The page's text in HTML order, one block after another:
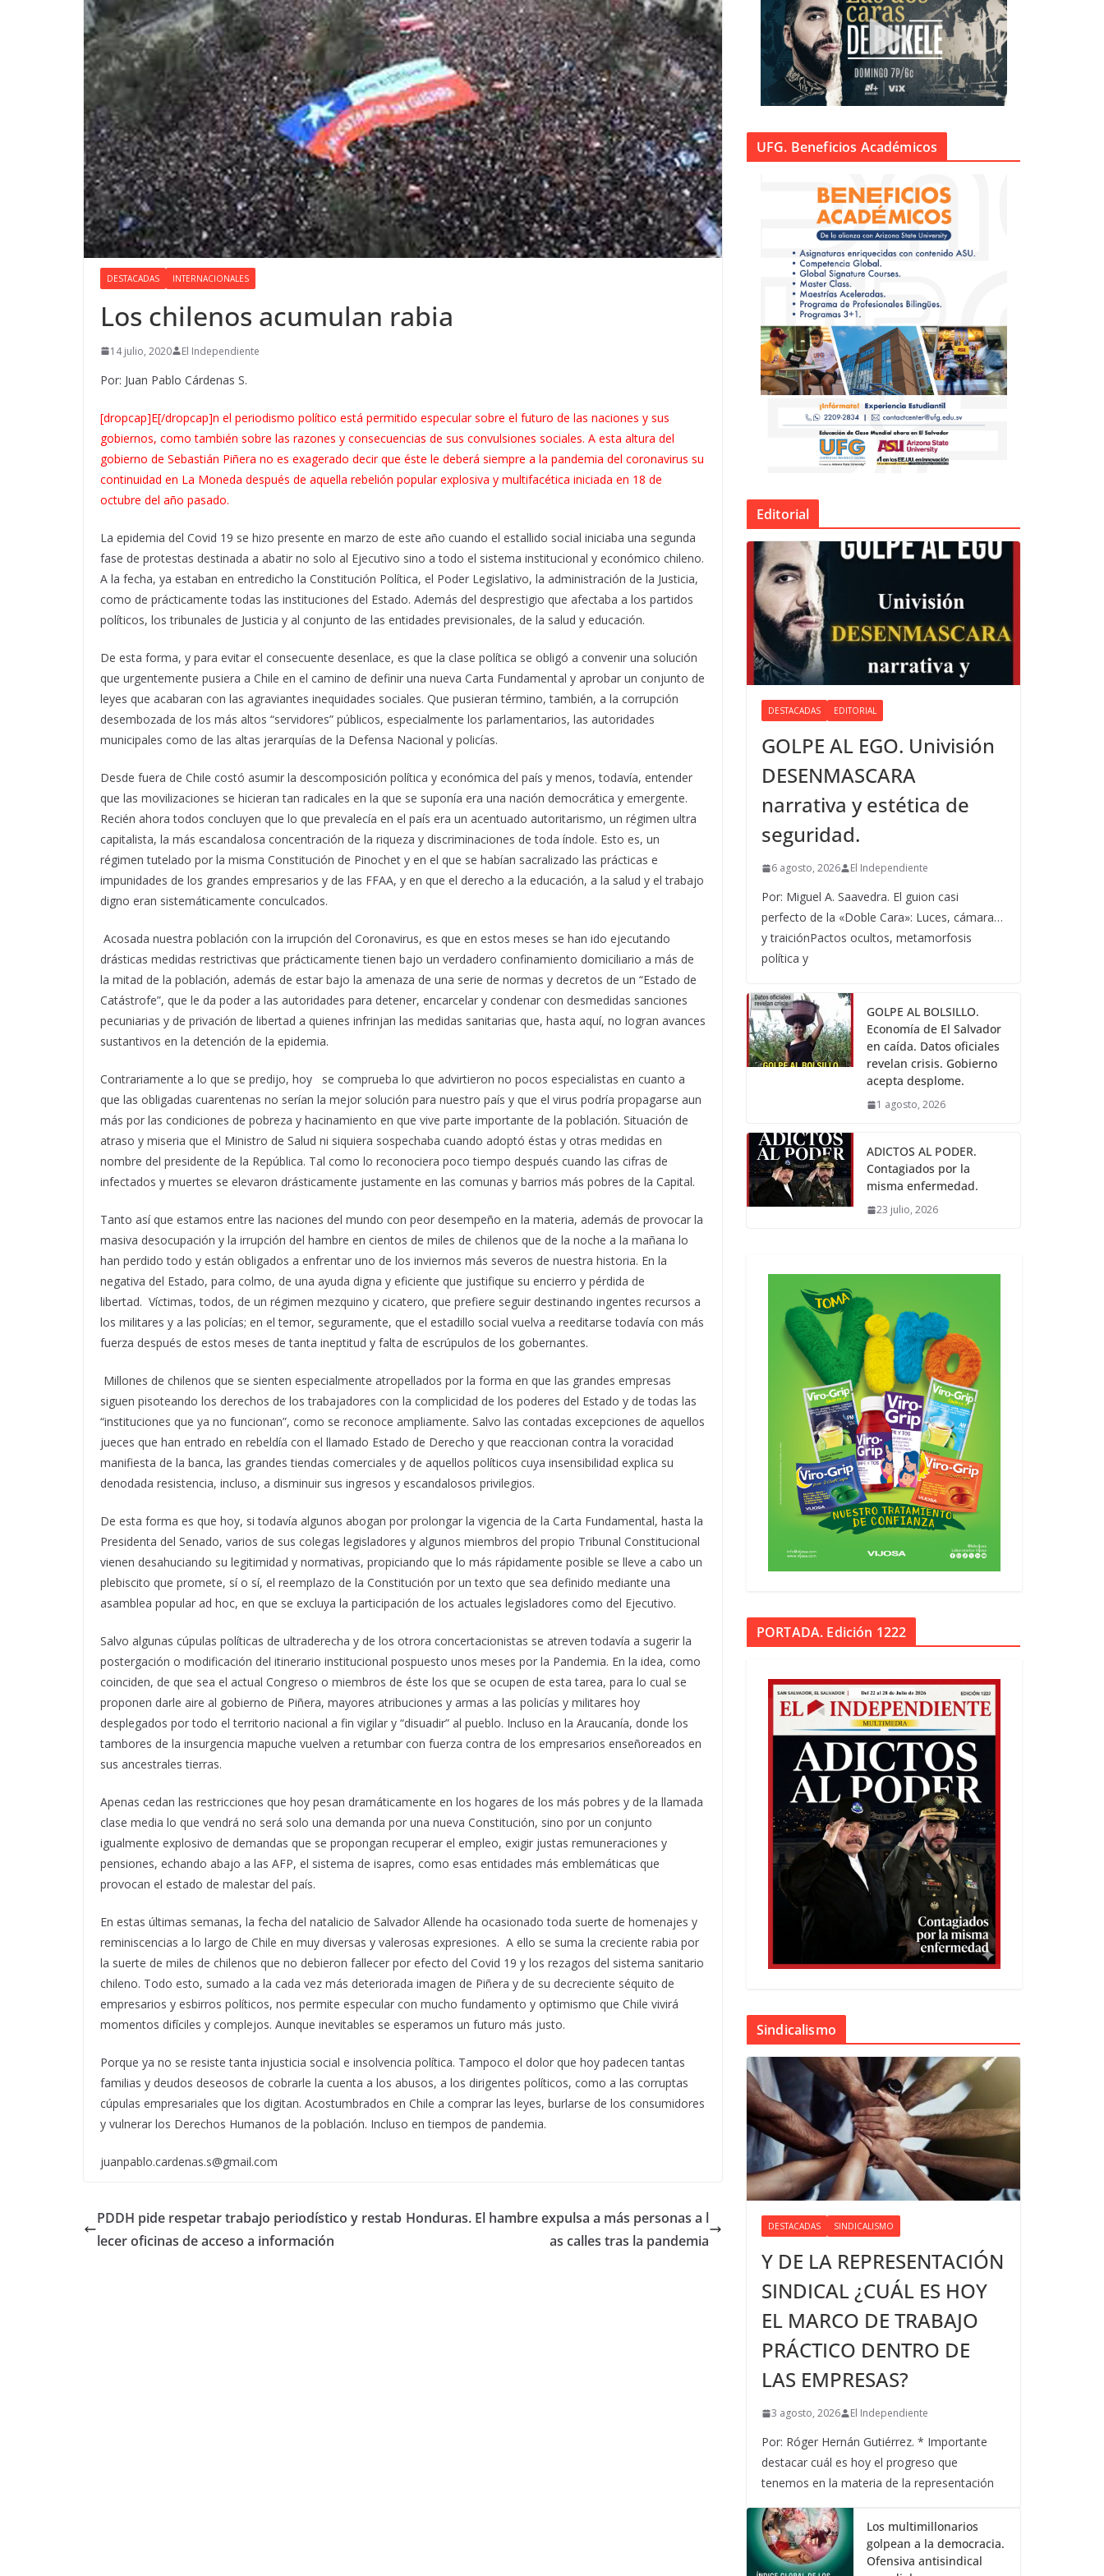
DESTACADAS INTERNACIONALES
Los chilenos acumulan rabia
14 julio, 2020 El Independiente
Por: Juan Pablo Cárdenas S.
[dropcap]E[/dropcap]n el periodismo político está permitido especular sobre el futuro de las naciones y sus
gobiernos, como también sobre las razones y consecuencias de sus convulsiones sociales. A esta altura del
gobierno de Sebastián Piñera no es exagerado decir que éste le deberá siempre a la pandemia del coronavirus su
continuidad en La Moneda después de aquella rebelión popular explosiva y multifacética iniciada en 18 de
octubre del año pasado.
La epidemia del Covid 19 se hizo presente en marzo de este año cuando el estallido social iniciaba una segunda
fase de protestas destinada a abatir no solo al Ejecutivo sino a todo el sistema institucional y económico chileno.
A la fecha, ya estaban en entredicho la Constitución Política, el Poder Legislativo, la administración de la Justicia,
como de prácticamente todas las instituciones del Estado. Además del desprestigio que afectaba a los partidos
políticos, los tribunales de Justicia y al conjunto de las entidades previsionales, de la salud y educación.
De esta forma, y para evitar el consecuente desenlace, es que la clase política se obligó a convenir una solución
que urgentemente pusiera a Chile en el camino de definir una nueva Carta Fundamental y aprobar un conjunto de
leyes que acabaran con las agraviantes inequidades sociales. Que pusieran término, también, a la corrupción
desembozada de los más altos “servidores” públicos, especialmente los parlamentarios, las autoridades
municipales como de las altas jerarquías de la Defensa Nacional y policías.
Desde fuera de Chile costó asumir la descomposición política y económica del país y menos, todavía, entender
que las movilizaciones se hicieran tan radicales en la que se suponía era una nación democrática y emergente.
Recién ahora todos concluyen que lo que prevalecía en el país era un acentuado autoritarismo, un régimen ultra
capitalista, la más escandalosa concentración de la riqueza y discriminaciones de toda índole. Esto es, un
régimen tutelado por la misma Constitución de Pinochet y en el que se habían sacralizado las prácticas e
impunidades de los grandes empresarios y de las FFAA, y en que el derecho a la educación, a la salud y el trabajo
digno eran sistemáticamente conculcados.
Acosada nuestra población con la irrupción del Coronavirus, es que en estos meses se han ido ejecutando
drásticas medidas restrictivas que prácticamente tienen bajo un verdadero confinamiento domiciliario a más de
la mitad de la población, además de estar bajo la amenaza de una serie de normas y decretos de un “Estado de
Catástrofe”, que le da poder a las autoridades para detener, encarcelar y condenar con desmedidas sanciones
pecuniarias y de privación de libertad a quienes infrinjan las medidas sanitarias que, hasta aquí, no logran avances
sustantivos en la detención de la epidemia.
Contrariamente a lo que se predijo, hoy
se comprueba lo que advirtieron no pocos especialistas en cuanto a
que las obligadas cuarentenas no serían la mejor solución para nuestro país y que el virus podría propagarse aun
más por las condiciones de pobreza y hacinamiento en que vive parte importante de la población. Situación de
atraso y miseria que el Ministro de Salud ni siquiera sospechaba cuando adoptó éstas y otras medidas en
nombre del presidente de la República. Tal como lo reconociera poco tiempo después cuando las cifras de
infectados y muertes se elevaron drásticamente justamente en las comunas y barrios más pobres de la Capital.
Tanto así que estamos entre las naciones del mundo con peor desempeño en la materia, además de provocar la
masiva desocupación y la irrupción del hambre en cientos de miles de chilenos que de la noche a la mañana lo
han perdido todo y están obligados a enfrentar uno de los inviernos más severos de nuestra historia. En la
negativa del Estado, para colmo, de una ayuda digna y eficiente que justifique su encierro y pérdida de
libertad. Víctimas, todos, de un régimen mezquino y cicatero, que prefiere seguir destinando ingentes recursos a
los militares y a las policías; en el temor, seguramente, que el estadillo social vuelva a reeditarse todavía con más
fuerza después de estos meses de tanta ineptitud y falta de escrúpulos de los gobernantes.
Millones de chilenos que se sienten especialmente atropellados por la forma en que las grandes empresas
siguen pisoteando los derechos de los trabajadores con la complicidad de los poderes del Estado y de todas las
“instituciones que ya no funcionan”, como se reconoce ampliamente. Salvo las contadas excepciones de aquellos
jueces que han entrado en rebeldía con el llamado Estado de Derecho y que reaccionan contra la voracidad
manifiesta de la banca, las grandes tiendas comerciales y de aquellos políticos cuya insensibilidad explica su
denodada resistencia, incluso, a disminuir sus ingresos y escandalosos privilegios.
De esta forma es que hoy, si todavía algunos abogan por prolongar la vigencia de la Carta Fundamental, hasta la
Presidenta del Senado, varios de sus colegas legisladores y algunos miembros del propio Tribunal Constitucional
vienen desahuciando su legitimidad y normativas, propiciando que lo más rápidamente posible se lleve a cabo un
plebiscito que promete, sí o sí, el reemplazo de la Constitución por un texto que sea definido mediante una
asamblea popular ad hoc, en que se excluya la participación de los actuales legisladores como del Ejecutivo.
Salvo algunas cúpulas políticas de ultraderecha y de los otrora concertacionistas se atreven todavía a sugerir la
postergación o modificación del itinerario institucional pospuesto unos meses por la Pandemia. En la idea, como
coinciden, de que sea el actual Congreso o miembros de éste los que se ocupen de esta tarea, para lo cual se
proponen darle aire al gobierno de Piñera, mayores atribuciones y armas a las policías y militares hoy
desplegados por todo el territorio nacional a fin vigilar y “disuadir” al pueblo. Incluso en la Araucanía, donde los
tambores de la insurgencia mapuche vuelven a retumbar con fuerza contra de los empresarios enseñoreados en
sus ancestrales tierras.
Apenas cedan las restricciones que hoy pesan dramáticamente en los hogares de los más pobres y de la llamada
clase media lo que vendrá no será solo una demanda por una nueva Constitución, sino por un conjunto
igualmente explosivo de demandas que se propongan recuperar el empleo, exigir justas remuneraciones y
pensiones, echando abajo a las AFP, el sistema de isapres, como esas entidades más emblemáticas que
provocan el estado de malestar del país.
En estas últimas semanas, la fecha del natalicio de Salvador Allende ha ocasionado toda suerte de homenajes y
reminiscencias a lo largo de Chile en muy diversas y valerosas expresiones. A ello se suma la creciente rabia por
la suerte de miles de chilenos que no debieron fallecer por efecto del Covid 19 y los rezagos del sistema sanitario
chileno. Todo esto, sumado a la cada vez más deteriorada imagen de Piñera y de su decreciente séquito de
empresarios y esbirros políticos, nos permite especular con mucho fundamento y optimismo que Chile vivirá
momentos difíciles y complejos. Aunque inevitables se esperamos un futuro más justo.
Porque ya no se resiste tanta injusticia social e insolvencia política. Tampoco el dolor que hoy padecen tantas
familias y deudos deseosos de cobrarle la cuenta a los abusos, a los dirigentes políticos, como a las corruptas
cúpulas empresariales que los digitan. Acostumbrados en Chile a comprar las leyes, burlarse de los consumidores
y vulnerar los Derechos Humanos de la población. Incluso en tiempos de pandemia.
juanpablo.cardenas.s@gmail.com
PDDH pide respetar trabajo periodístico y restab
lecer oficinas de acceso a información
Honduras. El hambre expulsa a más personas a l
as calles tras la pandemia
UFG. Beneficios Académicos
Editorial
DESTACADAS EDITORIAL
GOLPE AL EGO. Univisión
DESENMASCARA
narrativa y estética de
seguridad.
6 agosto, 2026 El Independiente
Por: Miguel A. Saavedra. El guion casi
perfecto de la «Doble Cara»: Luces, cámara…
y traiciónPactos ocultos, metamorfosis
política y
GOLPE AL BOLSILLO.
Economía de El Salvador
en caída. Datos oficiales
revelan crisis. Gobierno
acepta desplome.
1 agosto, 2026
ADICTOS AL PODER.
Contagiados por la
misma enfermedad.
23 julio, 2026
PORTADA. Edición 1222
Sindicalismo
DESTACADAS SINDICALISMO
Y DE LA REPRESENTACIÓN
SINDICAL ¿CUÁL ES HOY
EL MARCO DE TRABAJO
PRÁCTICO DENTRO DE
LAS EMPRESAS?
3 agosto, 2026 El Independiente
Por: Róger Hernán Gutiérrez. * Importante
destacar cuál es hoy el progreso que
tenemos en la materia de la representación
Los multimillonarios
golpean a la democracia.
Ofensiva antisindical